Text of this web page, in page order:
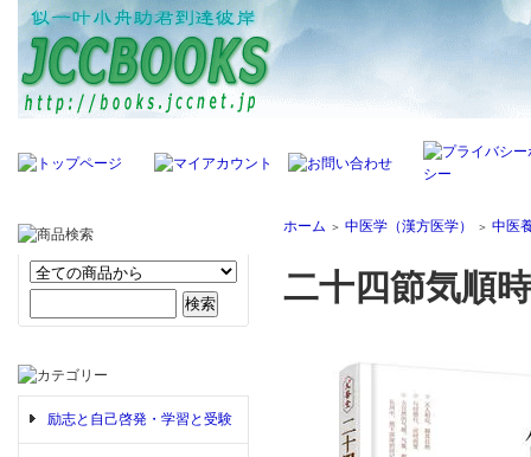
励志と自己啓発・学習と受験
ホーム ＞ 中医学（漢方医学） ＞ 中医
二十四節気順